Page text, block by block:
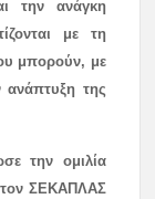
την ανάγκη
με τη
μπορούν, με
της
την ομιλία
τον ΣΕΚΑΠΛΑΣ